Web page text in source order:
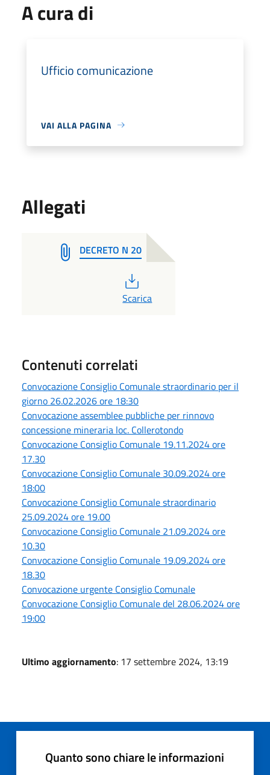
A cura di
Ufficio comunicazione
VAI ALLA PAGINA
Allegati
DECRETO N 20
PDF
Scarica
Contenuti correlati
Convocazione Consiglio Comunale straordinario per il
giorno 26.02.2026 ore 18:30
Convocazione assemblee pubbliche per rinnovo
concessione mineraria loc. Collerotondo
Convocazione Consiglio Comunale 19.11.2024 ore
17.30
Convocazione Consiglio Comunale 30.09.2024 ore
18:00
Convocazione Consiglio Comunale straordinario
25.09.2024 ore 19.00
Convocazione Consiglio Comunale 21.09.2024 ore
10.30
Convocazione Consiglio Comunale 19.09.2024 ore
18.30
Convocazione urgente Consiglio Comunale
Convocazione Consiglio Comunale del 28.06.2024 ore
19:00
Ultimo aggiornamento: 17 settembre 2024, 13:19
Quanto sono chiare le informazioni